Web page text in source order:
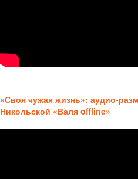
«Своя чужая жизнь»: аудио-
Никольской «Валя offline»